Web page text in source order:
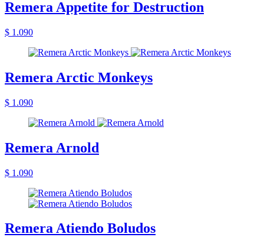
Remera Appetite for Destruction
$ 1.090
Remera Arctic Monkeys
$ 1.090
Remera Arnold
$ 1.090
Remera Atiendo Boludos